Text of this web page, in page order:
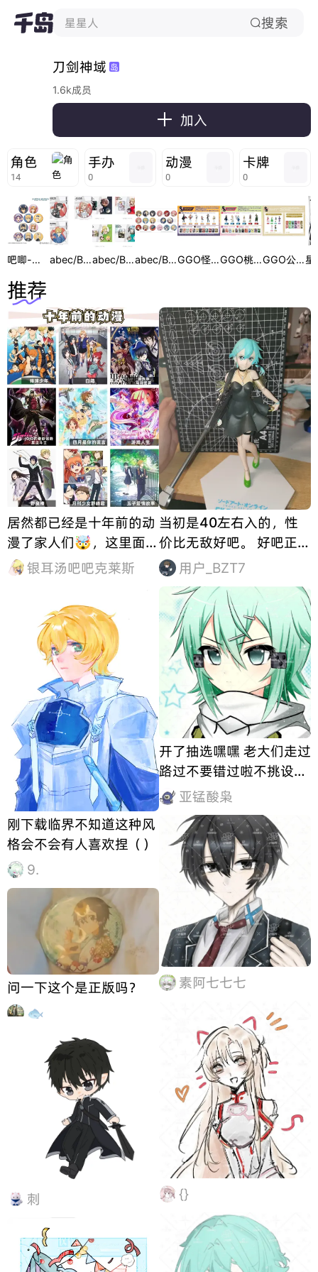
星星人 搜索
刀剑神域 岛
1.6k成员
 加入
角色
14
手办
0
动漫
0
卡牌
0
吧唧-猫耳执事&女仆系列 abec/BUNBUN 20周年展会大徽章 abec/BUNBUN 20周年展会徽章套组 abec/BUNBUN展吧唧 GGO怪物&妖怪消费抽赏 GGO桃太郎&鬼消费抽赏 GGO公主&魔女消费抽赏
推荐
居然都已经是十年前的动
漫了家人们🤯，这里面的
你看过几部❓🙋‍♂️我大概
是妖尾，虽然最后也烂尾
银耳汤吧吧克莱斯
刚下载临界不知道这种风
格会不会有人喜欢捏（）
9.
问一下这个是正版吗？
🐟
刺
当初是40左右入的，性
价比无敌好吧。 好吧正经
的嗷，结论先放着，接受
的了这个外形和巨违和的
绿鞋的可以尝试一波。 面
相我是可以接受的，我觉
得可以算景品的中上水
准。整体尺寸也是比较大
的，达到了22cm。量
用户_BZT7
开了抽选嘿嘿 老大们走过
路过不要错过啦不挑设都
来吧来吧！
亚锰酸枭
素阿七七七
{}